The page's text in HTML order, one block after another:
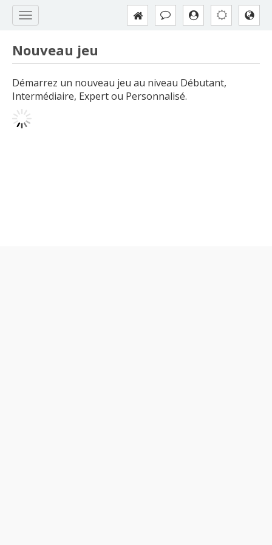
Nouveau jeu
Démarrez un nouveau jeu au niveau Débutant,
Intermédiaire, Expert ou Personnalisé.